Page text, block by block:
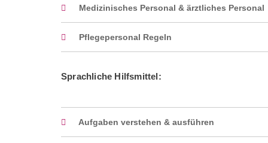
Medizinisches Personal & ärztliches Personal
Pflegepersonal Regeln
Sprachliche Hilfsmittel:
Aufgaben verstehen & ausführen